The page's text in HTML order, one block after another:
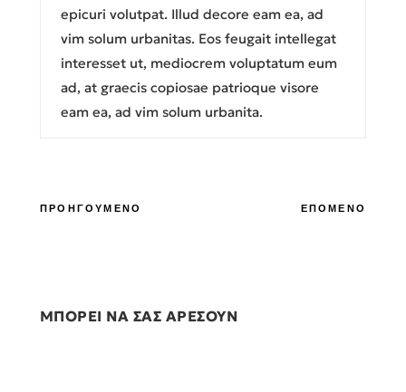
epicuri volutpat. Illud decore eam ea, ad
vim solum urbanitas. Eos feugait intellegat
interesset ut, mediocrem voluptatum eum
ad, at graecis copiosae patrioque visore
eam ea, ad vim solum urbanita.
ΠΡΟΗΓΟΥΜΕΝΟ ΕΠΟΜΕΝΟ
ΜΠΟΡΕΙ ΝΑ ΣΑΣ ΑΡΕΣΟΥΝ